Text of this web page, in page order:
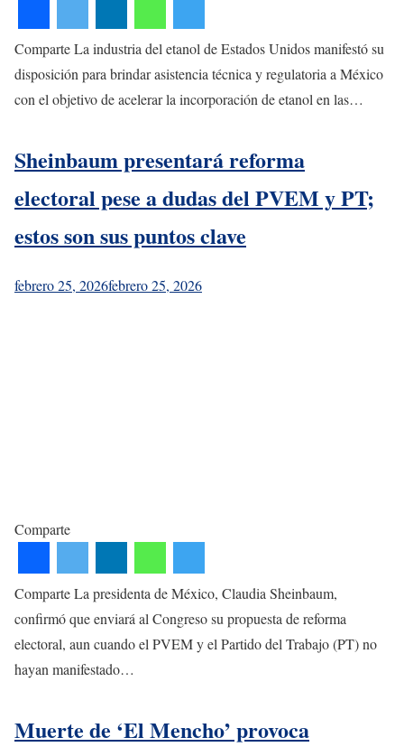
Comparte La industria del etanol de Estados Unidos manifestó su
disposición para brindar asistencia técnica y regulatoria a México
con el objetivo de acelerar la incorporación de etanol en las…
Sheinbaum presentará reforma
electoral pese a dudas del PVEM y PT;
estos son sus puntos clave
febrero 25, 2026febrero 25, 2026
Comparte
Comparte La presidenta de México, Claudia Sheinbaum,
confirmó que enviará al Congreso su propuesta de reforma
electoral, aun cuando el PVEM y el Partido del Trabajo (PT) no
hayan manifestado…
Muerte de ‘El Mencho’ provoca